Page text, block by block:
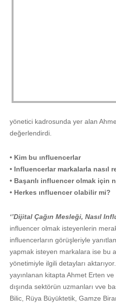
yönetici kadrosunda yer alan
değerlendirdi.
• Kim bu ınfluencerlar
• Influencerlar markalarla nasıl
• Başarılı influencer olmak için
• Herkes ınfluencer olabilir mi?
‘’Dijital Çağın Mesleği, Nasıl
influencer olmak isteyenlerin
influencerların görüşleriyle
yapmak isteyen markalara ise bu
yönetimiyle ilgili detayları
yayınlanan kitapta Ahmet Erten
dışında sektörün uzmanları vve
Bilic, Rüya Büyüktetik, Gamze